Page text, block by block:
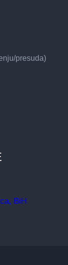
presuda)
BiH